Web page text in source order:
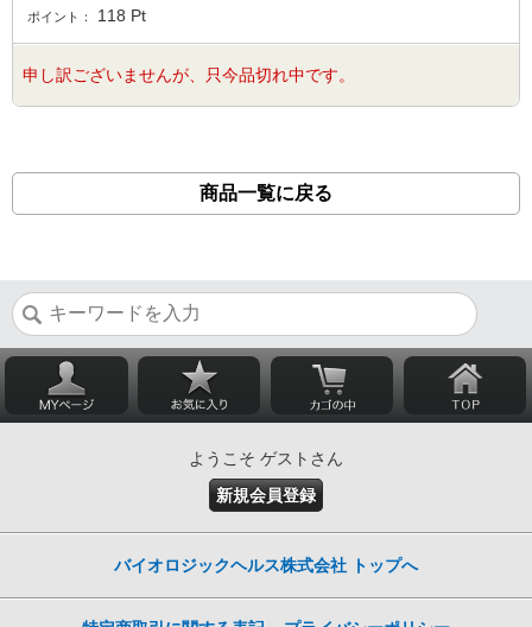
ポイント： 118 Pt
申し訳ございませんが、只今品切れ中です。
商品一覧に戻る
ようこそ ゲストさん
新規会員登録
バイオロジックヘルス株式会社 トップへ